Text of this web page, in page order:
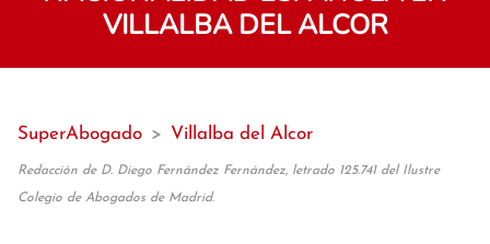
VILLALBA DEL ALCOR
SuperAbogado > Villalba del Alcor
Redacción de D. Diego Fernández Fernández, letrado 125.741 del Ilustre
Colegio de Abogados de Madrid.